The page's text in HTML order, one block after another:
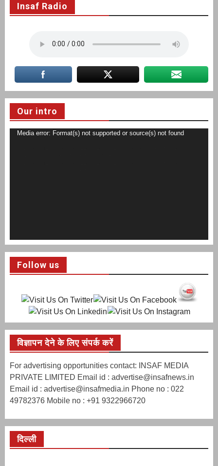
Insaf Radio
Our intro
Video
Media error: Format(s) not supported or source(s) not found
Follow us
विज्ञापन देने के लिए संपर्क करें
For advertising opportunities contact: INSAF MEDIA
PRIVATE LIMITED Email id : advertise@insafnews.in
Email id : advertise@insafmedia.in Phone no : 022
49782376 Mobile no : +91 9322966720
दिल्ली